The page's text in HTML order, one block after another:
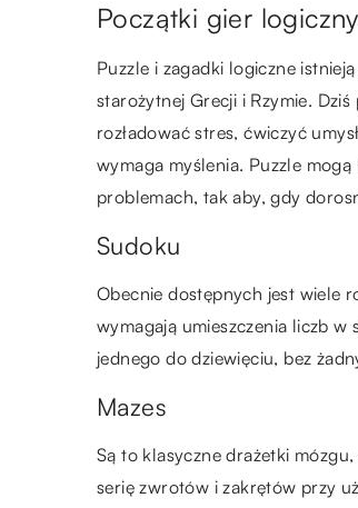
Początki gier
Puzzle i zagadki logiczne
starożytnej Grecji i Rzymie.
rozładować stres, ćwiczyć
wymaga myślenia. Puzzle
problemach, tak aby, gdy
Sudoku
Obecnie dostępnych jest wiele
wymagają umieszczenia liczb w
jednego do dziewięciu, bez
Mazes
Są to klasyczne drażetki
serię zwrotów i zakrętów przy